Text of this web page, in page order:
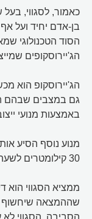
כאמור, לסגווי,
בן-אדם יחיד ועל
הסוד הטכנולוגי
הג'יירוסקופים
הג'יירוסקופ הוא
גם במצבים שבהם
באמצעות מנועי
מנוע נוסף הסיע
30 קילומטרים לשעה.
ממציא הסגווי הוא
שההמצאה שיחשוף
הסביבה. הסגווי